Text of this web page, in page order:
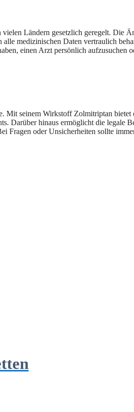
Ländern gesetzlich geregelt. Die
medizinischen Daten vertraulich
einen Arzt persönlich aufzusuchen
seinem Wirkstoff Zolmitriptan
Darüber hinaus ermöglicht die legale
Fragen oder Unsicherheiten sollte